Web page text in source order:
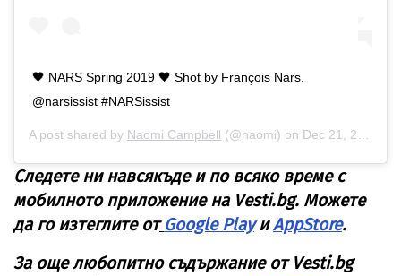
🖤 NARS Spring 2019 🖤 Shot by François Nars.
@narsissist #NARSissist
A post shared by Naomi Campbell (@naomi) on Dec 21, 2018 at 12:00pm PST
Следете ни навсякъде и по всяко време с
мобилното приложение на Vesti.bg. Можете
да го изтеглите от Google PlayиAppStore.
За още любопитно съдържание от Vesti.bg